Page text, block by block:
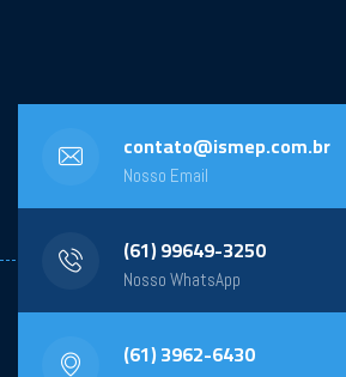
contato@ismep.com.br
Nosso Email
(61) 99649-3250
Nosso WhatsApp
(61) 3962-6430